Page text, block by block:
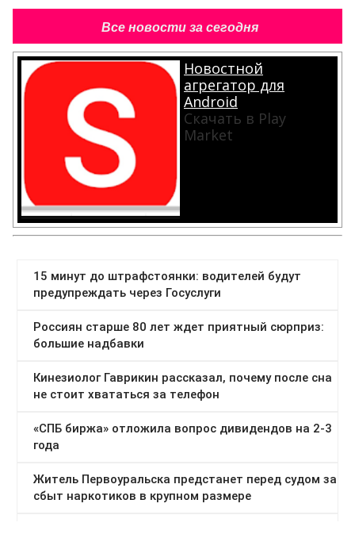
Все новости за сегодня
Новостной
агрегатор для
Android
Скачать в Play
Market